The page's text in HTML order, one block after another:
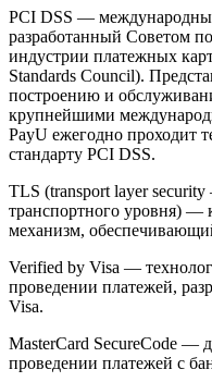
PCI DSS —
разработанный Советом
индустрии платежных
Standards Council).
построению и
крупнейшими
PayU ежегодно проходит
стандарту PCI DSS.
TLS (transport layer
транспортного уровня) —
механизм,
Verified by Visa —
проведении платежей,
Visa.
MasterCard SecureCode —
проведении платежей с